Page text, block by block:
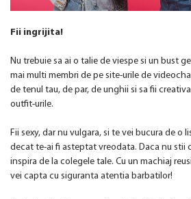
Fii ingrijita!
Nu trebuie sa ai o talie de viespe si un bust
mai multi membri de pe site-urile de
de tenul tau, de par, de unghii si sa fii
outfit-urile.
Fii sexy, dar nu vulgara, si te vei bucura de o
decat te-ai fi asteptat vreodata. Daca nu stii
inspira de la colegele tale. Cu un machiaj
vei capta cu siguranta atentia barbatilor!